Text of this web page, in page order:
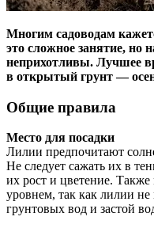
Многим садоводам
это сложное занятие, но
неприхотливы. Лучшее
в открытый грунт —
Общие правила
Место для посадки
Лилии предпочитают
Не следует сажать их в
их рост и цветение.
уровнем, так как лилии не
грунтовых вод и застой